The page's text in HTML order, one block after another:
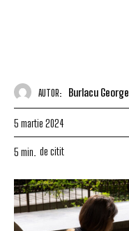
AUTOR: Burlacu George
5 martie 2024
5 min. de citit